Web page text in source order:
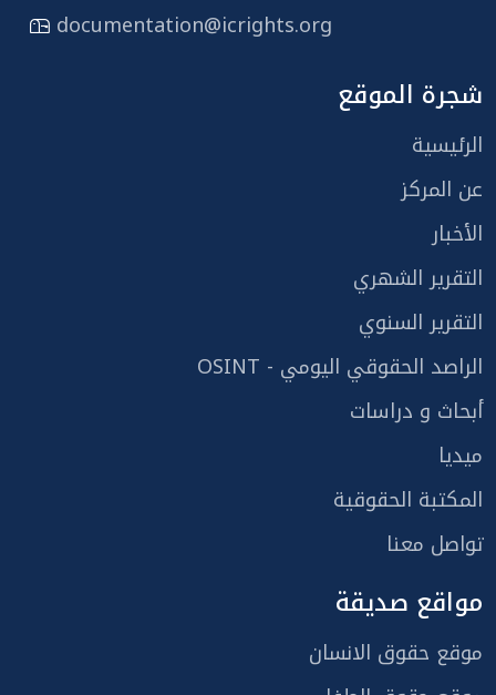
documentation@icrights.org
شجرة الموقع
الرئيسية
عن المركز
الأخبار
التقرير الشهري
التقرير السنوي
الراصد الحقوقي اليومي - OSINT
أبحاث و دراسات
ميديا
المكتبة الحقوقية
تواصل معنا
مواقع صديقة
موقع حقوق الانسان